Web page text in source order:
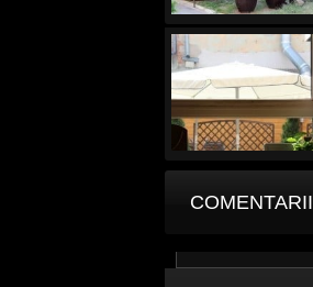
COMENTARII